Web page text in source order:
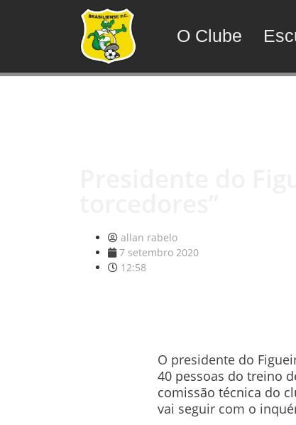
O Clube
allan rabelo
7 setembro 2020
12:58
O presidente do
40 pessoas do treino
comissão técnica do
vai seguir com o